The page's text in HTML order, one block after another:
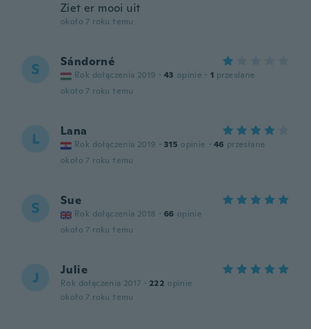
Ziet er mooi uit
około 7 roku temu
S Sándorné
Rok dołączenia 2019 · 43 opinie · 1 przesłane
około 7 roku temu
L Lana
Rok dołączenia 2019 · 315 opinie · 46 przesłane
około 7 roku temu
S Sue
Rok dołączenia 2018 · 66 opinie
około 7 roku temu
J Julie
Rok dołączenia 2017 · 222 opinie
około 7 roku temu